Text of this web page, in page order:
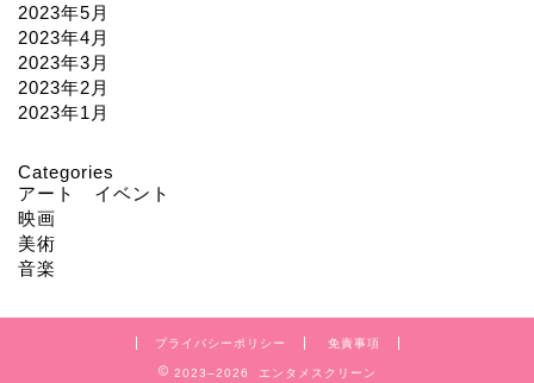
2023年5月
2023年4月
2023年3月
2023年2月
2023年1月
Categories
アート イベント
映画
美術
音楽
プライバシーポリシー 免責事項
2023–2026 エンタメスクリーン